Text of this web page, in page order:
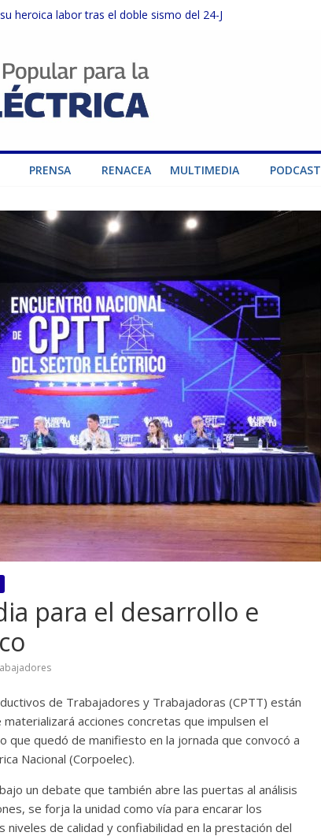
heroica labor tras el doble sismo del 24-J
para fortalecer el SEN ante el «Súper Niño»
del SEN en Carabobo
el SEN ante el fenómeno de El Niño
generación para fortalecer el SEN
PRENSA RENACEA MULTIMEDIA PODCAST
para el desarrollo e
de Trabajadores y Trabajadoras (CPTT) están
acciones concretas que impulsen el
que quedó de manifiesto en la jornada que convocó a
Nacional (Corpoelec).
un debate que también abre las puertas al análisis
se forja la unidad como vía para encarar los
de calidad y confiabilidad en la prestación del